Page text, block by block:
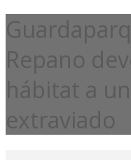
Repano
hábitat a
extraviado